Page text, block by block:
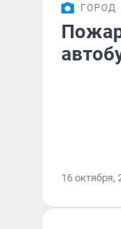
ГОРОД
16 октября,